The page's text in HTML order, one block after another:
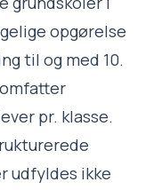
opgørelse
til og med 10.
pr. klasse.
udfyldes ikke